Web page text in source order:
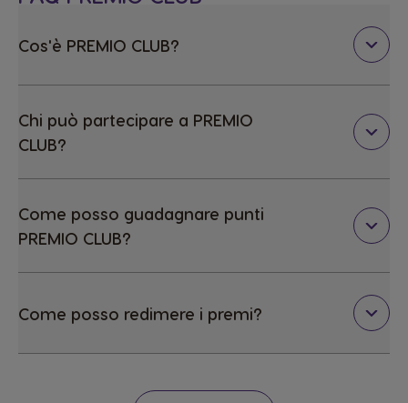
Cos'è PREMIO CLUB?
Chi può partecipare a PREMIO
CLUB?
Come posso guadagnare punti
PREMIO CLUB?
Come posso redimere i premi?